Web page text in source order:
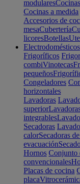
modulares
Cocinas a medida
Accesorios de
mesaCubertería
licoresBotellas
Electrodomésticos
Frigoríficos
combiVinotecas
pequeños
Congeladores
horizontales
Lavadoras
superior
integrables
Secadoras
calorSecadoras
evacuación
Hornos Conjunto
convencionales
Placas de cocina
placa